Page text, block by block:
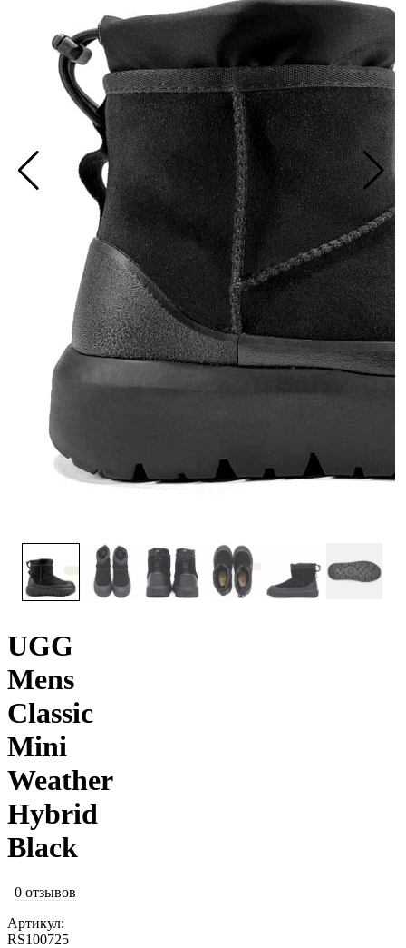
UGG
Mens
Classic
Mini
Weather
Hybrid
Black
0 отзывов
Артикул:
RS100725